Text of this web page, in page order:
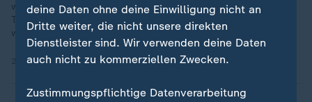
worauf muss man wirklich achten? Wie reinigt man einen
Teppich möglichst schonend und welches Mittel hilft gegen
welchen Fleck am besten?
23.10.2024 | 5:58 min
deine Daten ohne deine Einwilligung nicht an
Dritte weiter, die nicht unsere direkten
Dienstleister sind. Wir verwenden deine Daten
auch nicht zu kommerziellen Zwecken.
Zustimmungspflichtige Datenverarbeitung